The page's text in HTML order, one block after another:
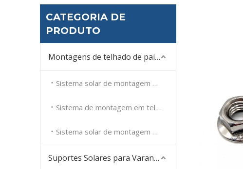
CATEGORIA DE
PRODUTO
Montagens de telhado de painel solar
Sistema solar de montagem em telhado plano
Sistema de montagem em telhado de telha solar
Sistema solar de montagem em telhado metálico
Suportes Solares para Varanda